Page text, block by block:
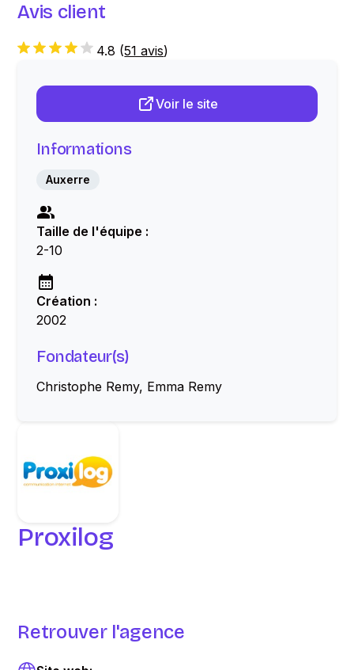
Proxilog
Avis client
4.8 (51 avis)
Voir le site
Informations
Auxerre
Taille de l'équipe :
2-10
Création :
2002
Fondateur(s)
Christophe Remy, Emma Remy
Retrouver l'agence